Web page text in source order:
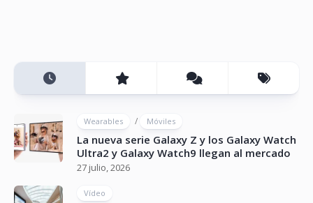
Wearables / Móviles
La nueva serie Galaxy Z y los Galaxy Watch
Ultra2 y Galaxy Watch9 llegan al mercado
27 julio, 2026
Vídeo